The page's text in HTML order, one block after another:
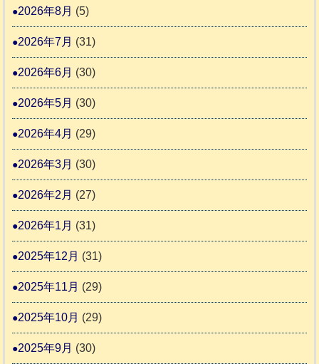
進
会
2
わ
ゃ
っ
間
2026年8月 (5)
2026年7月 (31)
2026年6月 (30)
2026年5月 (30)
2026年4月 (29)
2026年3月 (30)
2026年2月 (27)
2026年1月 (31)
2025年12月 (31)
2025年11月 (29)
2025年10月 (29)
2025年9月 (30)